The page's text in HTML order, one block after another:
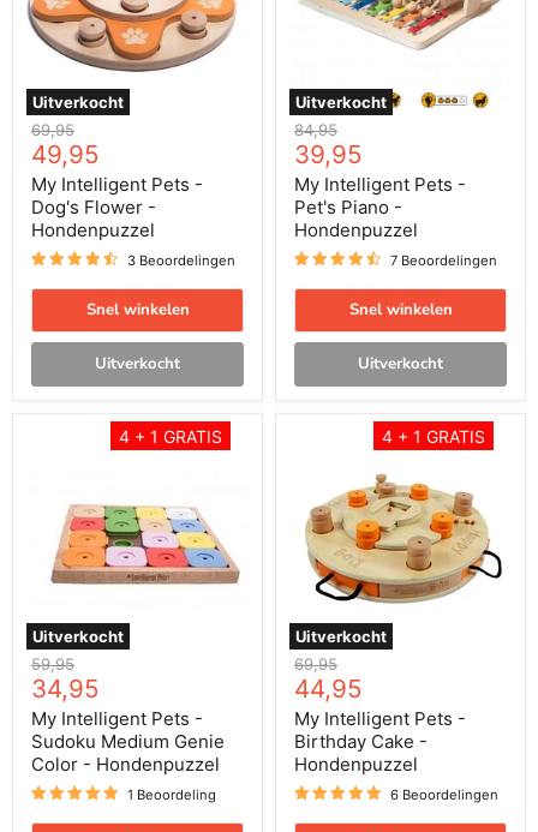
Uitverkocht
-
Hondenpuzzel
Oorspronkelijke
prijs
69,95
Huidige
prijs
49,95
My Intelligent Pets -
Dog's Flower -
Hondenpuzzel
3 Beoordelingen
Snel winkelen
Uitverkocht
Uitverkocht
Hondenpuzzel
Oorspronkelijke
prijs
84,95
Huidige
prijs
39,95
My Intelligent Pets -
Pet's Piano -
Hondenpuzzel
7 Beoordelingen
Snel winkelen
Uitverkocht
4 + 1 GRATIS
Uitverkocht
Sudoku
Medium
Genie
Color
Oorspronkelijke
prijs
59,95
Huidige
prijs
34,95
My Intelligent Pets -
Sudoku Medium Genie
Color - Hondenpuzzel
1 Beoordeling
4 + 1 GRATIS
Uitverkocht
Birthday
Cake
Hondenpuzzel
Oorspronkelijke
prijs
69,95
Huidige
prijs
44,95
My Intelligent Pets -
Birthday Cake -
Hondenpuzzel
6 Beoordelingen